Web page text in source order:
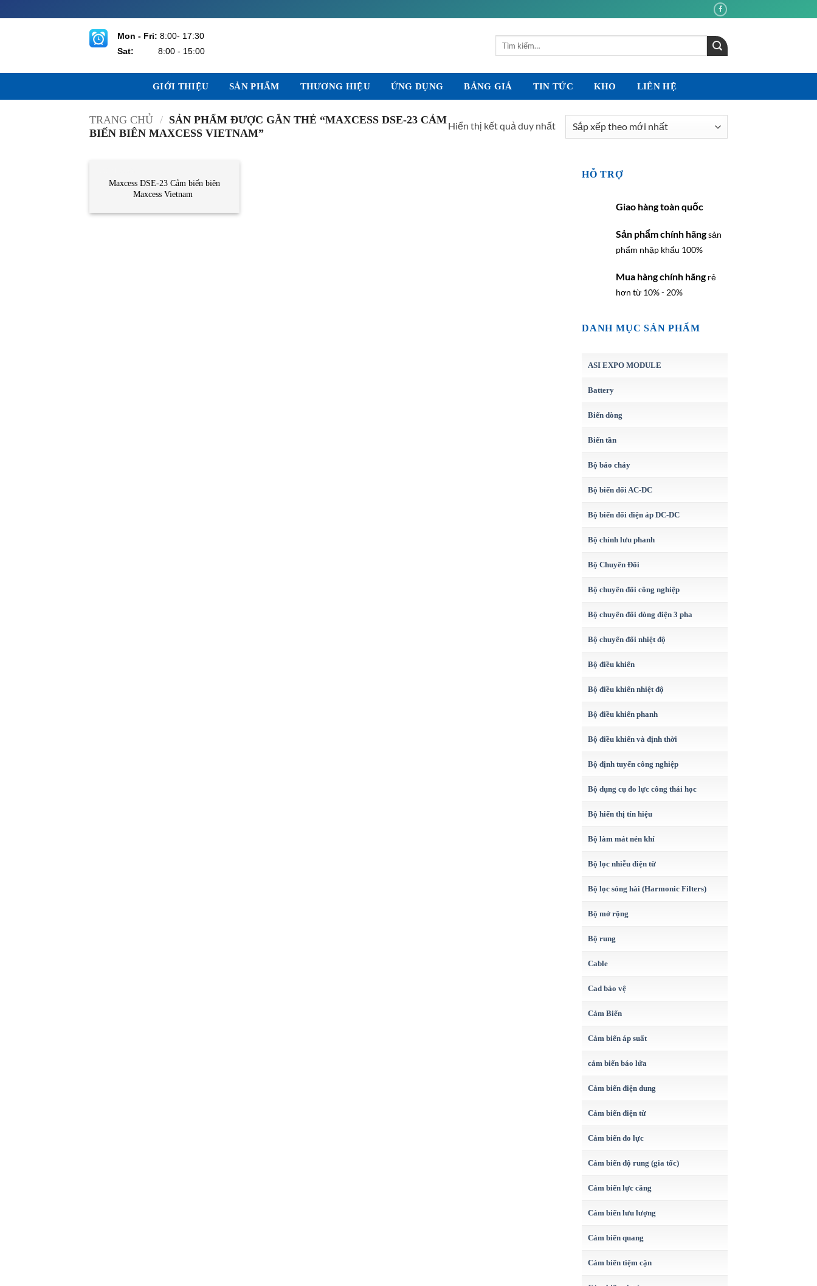
qua
Mon - Fri: 8:00- 17:30
Sat:
8:00 - 15:00
Tìm
GIỚI THIỆU SẢN PHẨM THƯƠNG HIỆU ỨNG DỤNG BẢNG GIÁ TIN TỨC KHO LIÊN HỆ
TRANG CHỦ / SẢN PHẨM ĐƯỢC GẮN THẺ “MAXCESS DSE-23 CẢM
BIẾN BIÊN MAXCESS VIETNAM”
Hiển thị kết quả duy nhất
Maxcess DSE-23 Cảm biến biên
Maxcess Vietnam
HỖ TRỢ
Giao hàng toàn quốc
Sản phẩm chính hãngsản
phẩm nhập khẩu 100%
Mua hàng chính hãng rẻ
hơn từ 10% - 20%
DANH MỤC SẢN PHẨM
ASI EXPO MODULE
Battery
Biến dòng
Biến tần
Bộ báo cháy
Bộ biến đổi AC-DC
Bộ biến đổi điện áp DC-DC
Bộ chỉnh lưu phanh
Bộ Chuyển Đổi
Bộ chuyển đổi công nghiệp
Bộ chuyển đổi dòng điện 3 pha
Bộ chuyển đổi nhiệt độ
Bộ điều khiển
Bộ điều khiển nhiệt độ
Bộ điều khiển phanh
Bộ điều khiển và định thời
Bộ định tuyến công nghiệp
Bộ dụng cụ đo lực công thái học
Bộ hiển thị tín hiệu
Bộ làm mát nén khí
Bộ lọc nhiễu điện từ
Bộ lọc sóng hài (Harmonic Filters)
Bộ mở rộng
Bộ rung
Cable
Cad bảo vệ
Cảm Biến
Cảm biến áp suất
cảm biến báo lửa
Cảm biến điện dung
Cảm biến điện từ
Cảm biến đo lực
Cảm biến độ rung (gia tốc)
Cảm biến lực căng
Cảm biến lưu lượng
Cảm biến quang
Cảm biến tiệm cận